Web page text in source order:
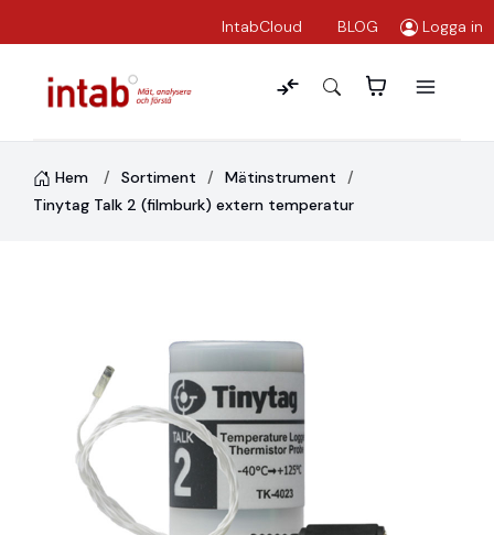
IntabCloud BLOG Logga in
Hem Sortiment
Mätinstrument
Tinytag Talk 2 (filmburk) extern temperatur